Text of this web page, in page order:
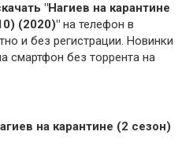
"Нагиев на карантине
(2020)" на телефон в
и без регистрации. Новинки
смартфон без торрента на
на карантине (2 сезон)